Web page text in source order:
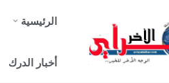
الرئيسية
أخبار الدرك